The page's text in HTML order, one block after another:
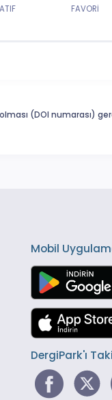
ATIF FAVORİ
(DOI numarası)
Mobil
DergiPark'ı